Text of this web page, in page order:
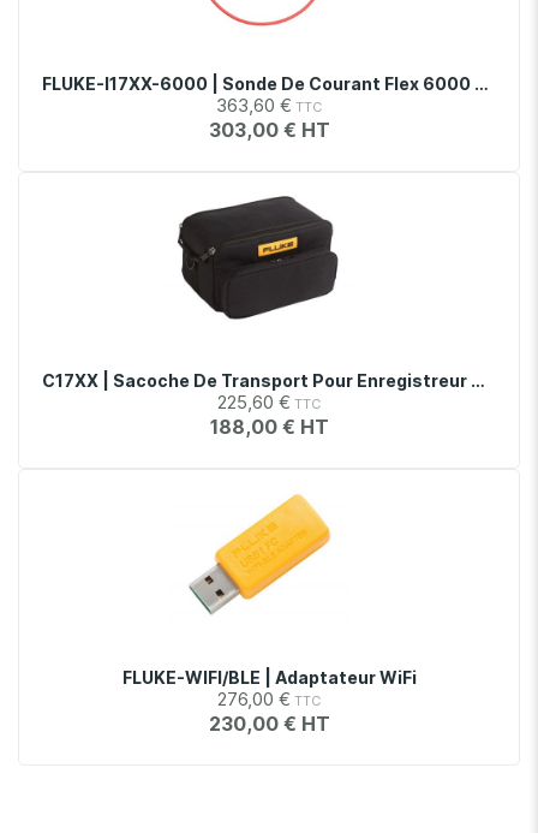
FLUKE-I17XX-6000 | Sonde De Courant Flex 6000 36''
363,60 €
303,00 €
C17XX | Sacoche De Transport Pour Enregistreur De Puissance Fluke 17xx
225,60 €
188,00 €
FLUKE-WIFI/BLE | Adaptateur WiFi
276,00 €
230,00 €